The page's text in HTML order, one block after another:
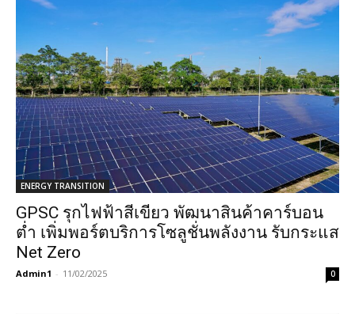
ENERGY TRANSITION
GPSC รุกไฟฟ้าสีเขียว พัฒนาสินค้าคาร์บอน
ต่ำ เพิ่มพอร์ตบริการโซลูชั่นพลังงาน รับกระแส
Net Zero
Admin1 - 11/02/2025 0